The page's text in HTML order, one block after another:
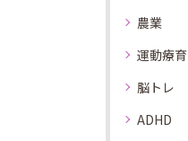
農業
運動療育
脳トレ
ADHD